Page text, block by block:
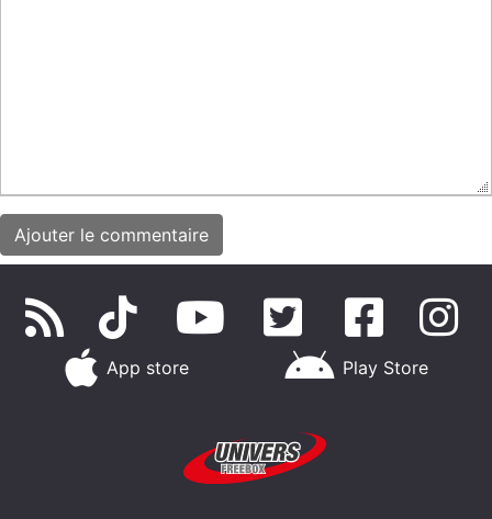
App store Play Store